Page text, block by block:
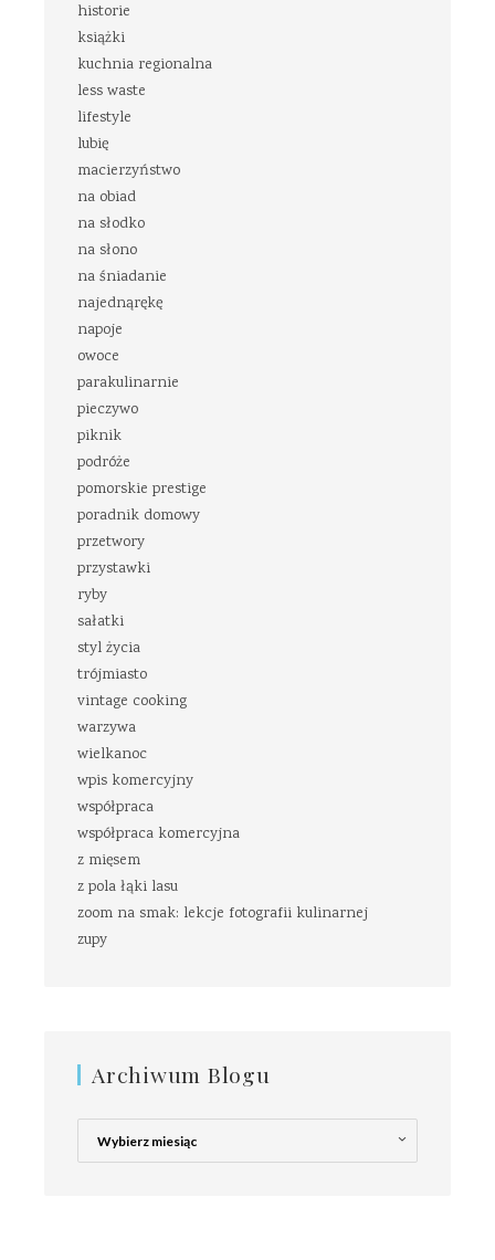
historie
książki
kuchnia regionalna
less waste
lifestyle
lubię
macierzyństwo
na obiad
na słodko
na słono
na śniadanie
najednąrękę
napoje
owoce
parakulinarnie
pieczywo
piknik
podróże
pomorskie prestige
poradnik domowy
przetwory
przystawki
ryby
sałatki
styl życia
trójmiasto
vintage cooking
warzywa
wielkanoc
wpis komercyjny
współpraca
współpraca komercyjna
z mięsem
z pola łąki lasu
zoom na smak: lekcje fotografii kulinarnej
zupy
Archiwum Blogu
Archiwum
Blogu